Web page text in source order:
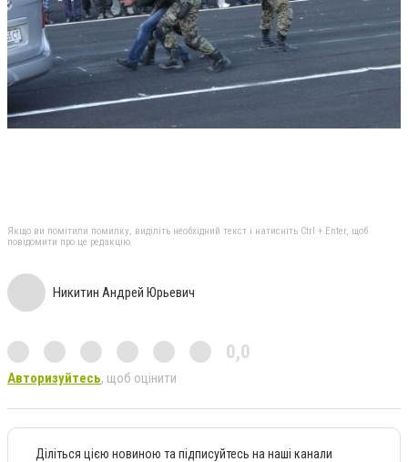
Якщо ви помітили помилку, виділіть необхідний текст і натисніть Ctrl + Enter, щоб
повідомити про це редакцію
Никитин Андрей Юрьевич
0,0
Авторизуйтесь, щоб оцінити
Діліться цією новиною та підписуйтесь на наші канали